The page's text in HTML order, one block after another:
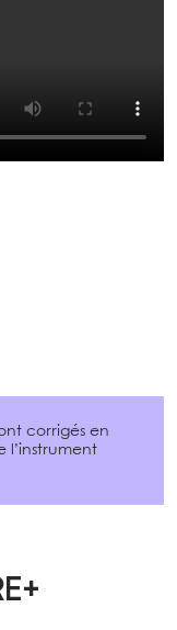
corrigés en
l’instrument